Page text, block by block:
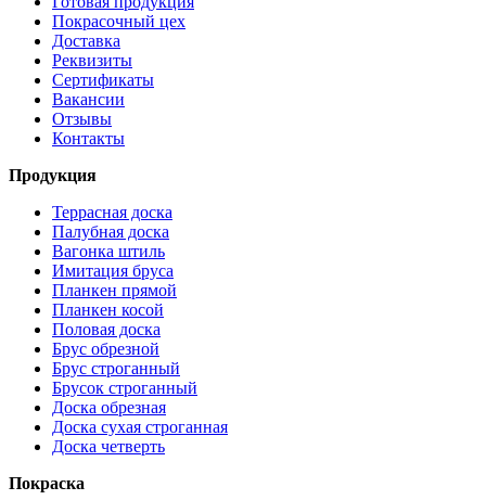
Покрасочный цех
Доставка
Реквизиты
Сертификаты
Вакансии
Отзывы
Контакты
Продукция
Террасная доска
Палубная доска
Вагонка штиль
Имитация бруса
Планкен прямой
Планкен косой
Половая доска
Брус обрезной
Брус строганный
Брусок строганный
Доска обрезная
Доска сухая строганная
Доска четверть
Покраска